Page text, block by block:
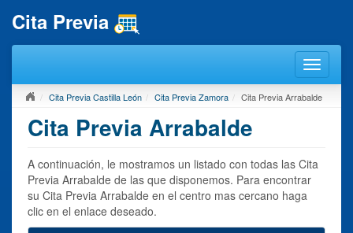
Cita Previa
Cita Previa Castilla León Cita Previa Zamora Cita Previa Arrabalde
Cita Previa Arrabalde
A continuación, le mostramos un listado con todas las Cita
Previa Arrabalde de las que disponemos. Para encontrar
su Cita Previa Arrabalde en el centro mas cercano haga
clic en el enlace deseado.